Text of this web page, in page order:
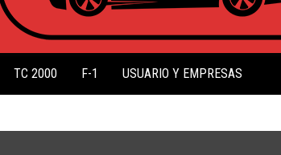
TC 2000 F-1 USUARIO Y EMPRESAS